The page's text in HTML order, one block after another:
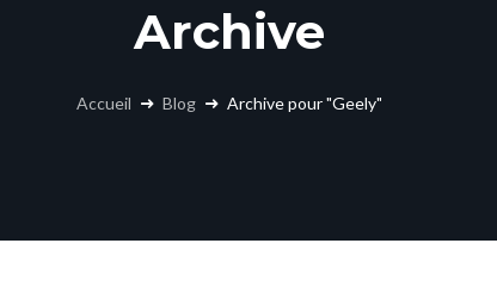
Archive
Accueil Blog Archive pour "Geely"